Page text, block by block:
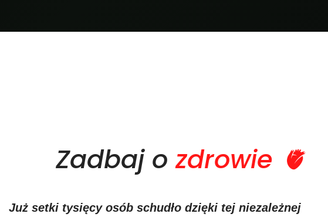
Zadbaj o zdrowie 🫀
Już setki tysięcy osób schudło dzięki tej niezależnej